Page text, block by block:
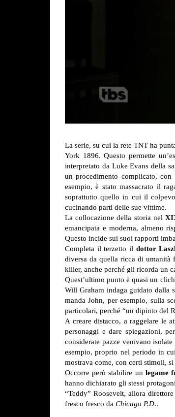
La serie, su cui la rete TNT ha
York 1896. Questo permette
interpretato da Luke Evans della
un procedimento complicato,
esempio, è stato massacrato il
soprattutto quello in cui il
cucinando parti delle sue vittime.
La collocazione della storia nel
emancipata e moderna, almeno
Questo incide sui suoi rapporti
Completa il terzetto il dottor
diversa da quella ricca di umanità
killer, anche perché gli ricorda un
Quest’ultimo punto è quasi un
Will Graham indaga guidato dalla
manda John, per esempio, sulla
particolari, perché “un dipinto del
A creare distacco, a raggelare le
personaggi e dare spiegazioni,
considerate pazze venivano
esempio, proprio nel periodo in
mostrava come, con certi stimoli,
Occorre però stabilire un legame
hanno dichiarato gli stessi
“Teddy” Roosevelt, allora
fresco fresco da Chicago P.D..